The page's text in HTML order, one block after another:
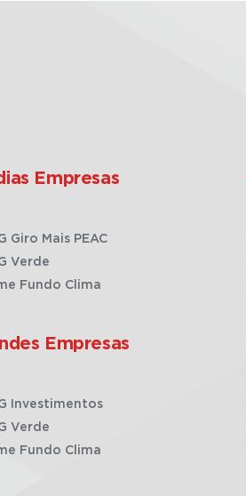
Empresas
Giro Mais PEAC
Verde
Fundo Clima
Empresas
Investimentos
Verde
Fundo Clima